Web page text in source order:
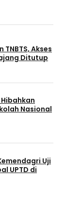
Akses
Ditutup
Nasional
Uji
UPTD di